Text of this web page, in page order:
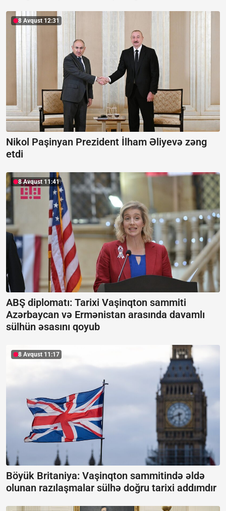
8 Avqust 12:31
Nikol Paşinyan Prezident İlham Əliyevə zəng
etdi
8 Avqust 11:41
ABŞ diplomatı: Tarixi Vaşinqton sammiti
Azərbaycan və Ermənistan arasında davamlı
sülhün əsasını qoyub
8 Avqust 11:17
Böyük Britaniya: Vaşinqton sammitində əldə
olunan razılaşmalar sülhə doğru tarixi addımdır